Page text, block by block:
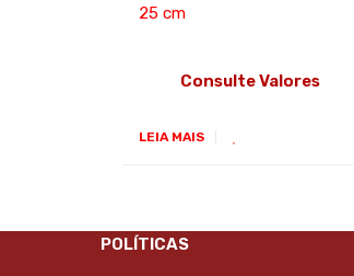
25 cm
Consulte Valores
LEIA MAIS
POLÍTICAS